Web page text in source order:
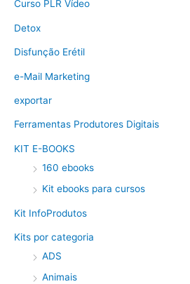
Curso PLR Vídeo
Detox
Disfunção Erétil
e-Mail Marketing
exportar
Ferramentas Produtores Digitais
KIT E-BOOKS
160 ebooks
Kit ebooks para cursos
Kit InfoProdutos
Kits por categoria
ADS
Animais